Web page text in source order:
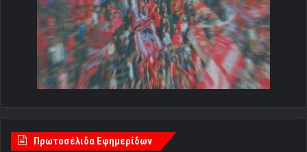
Πρωτοσέλιδα Εφημερίδων